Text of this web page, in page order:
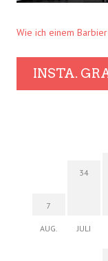
Wie ich einem
INSTA.
7
AUG.
34
JULI